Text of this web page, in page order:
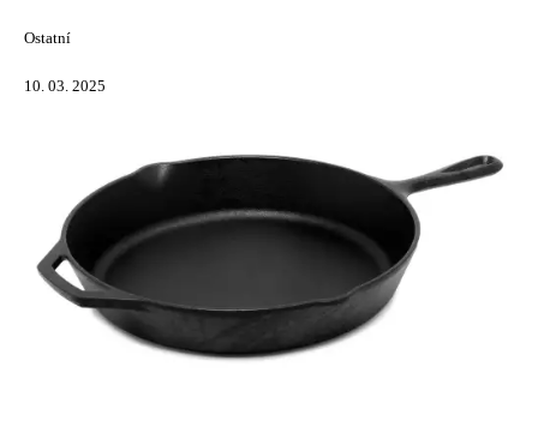
Ostatní
10. 03. 2025